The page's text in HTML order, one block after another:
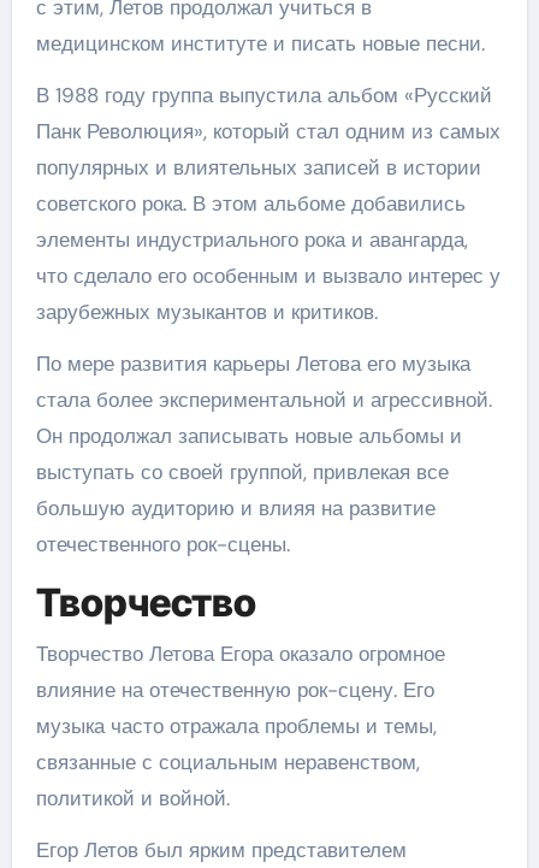
с этим, Летов продолжал учиться в
медицинском институте и писать новые песни.
В 1988 году группа выпустила альбом «Русский
Панк Революция», который стал одним из самых
популярных и влиятельных записей в истории
советского рока. В этом альбоме добавились
элементы индустриального рока и авангарда,
что сделало его особенным и вызвало интерес у
зарубежных музыкантов и критиков.
По мере развития карьеры Летова его музыка
стала более экспериментальной и агрессивной.
Он продолжал записывать новые альбомы и
выступать со своей группой, привлекая все
большую аудиторию и влияя на развитие
отечественного рок-сцены.
Творчество
Творчество Летова Егора оказало огромное
влияние на отечественную рок-сцену. Его
музыка часто отражала проблемы и темы,
связанные с социальным неравенством,
политикой и войной.
Егор Летов был ярким представителем